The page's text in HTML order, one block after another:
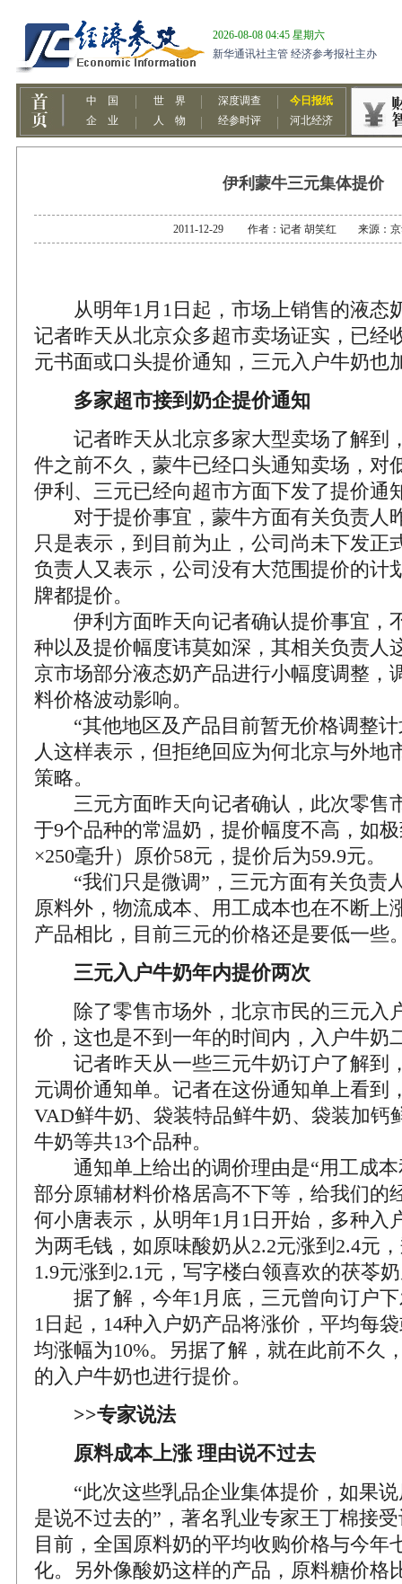
伊利蒙牛三元集体提价
2011-12-29 作者：记者 胡笑红 来源：京
从明年1月1日起，市场上销售的液态
记者昨天从北京众多超市卖场证实，已经
元书面或口头提价通知，三元入户牛奶也
多家超市接到奶企提价通知
记者昨天从北京多家大型卖场了解到
件之前不久，蒙牛已经口头通知卖场，对
伊利、三元已经向超市方面下发了提价通
对于提价事宜，蒙牛方面有关负责人
只是表示，到目前为止，公司尚未下发正
负责人又表示，公司没有大范围提价的计
牌都提价。
伊利方面昨天向记者确认提价事宜，
种以及提价幅度讳莫如深，其相关负责人
京市场部分液态奶产品进行小幅度调整，
料价格波动影响。
“其他地区及产品目前暂无价格调整计
人这样表示，但拒绝回应为何北京与外地
策略。
三元方面昨天向记者确认，此次零售
于9个品种的常温奶，提价幅度不高，如
×250毫升）原价58元，提价后为59.9元。
“我们只是微调”，三元方面有关负责
原料外，物流成本、用工成本也在不断上
产品相比，目前三元的价格还是要低一些
三元入户牛奶年内提价两次
除了零售市场外，北京市民的三元入
价，这也是不到一年的时间内，入户牛奶
记者昨天从一些三元牛奶订户了解到
元调价通知单。记者在这份通知单上看到
VAD鲜牛奶、袋装特品鲜牛奶、袋装加钙
牛奶等共13个品种。
通知单上给出的调价理由是“用工成本
部分原辅材料价格居高不下等，给我们的
何小唐表示，从明年1月1日开始，多种入
为两毛钱，如原味酸奶从2.2元涨到2.4元
1.9元涨到2.1元，写字楼白领喜欢的茯苓
据了解，今年1月底，三元曾向订户下
1日起，14种入户奶产品将涨价，平均每
均涨幅为10%。另据了解，就在此前不久
的入户牛奶也进行提价。
>>专家说法
原料成本上涨 理由说不过去
“此次这些乳品企业集体提价，如果说
是说不过去的”，著名乳业专家王丁棉接
目前，全国原料奶的平均收购价格与今年
化。另外像酸奶这样的产品，原料糖价格